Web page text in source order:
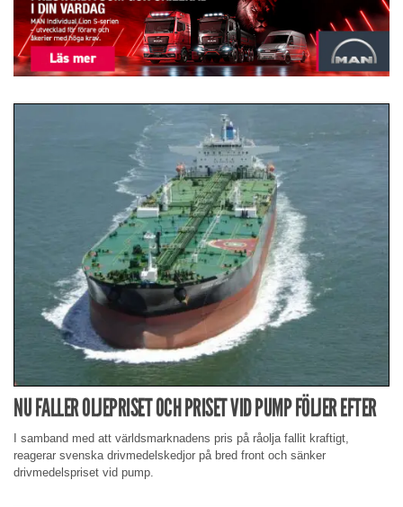
NU FALLER OLJEPRISET OCH PRISET VID PUMP FÖLJER EFTER
I samband med att världsmarknadens pris på råolja fallit kraftigt,
reagerar svenska drivmedelskedjor på bred front och sänker
drivmedelspriset vid pump.